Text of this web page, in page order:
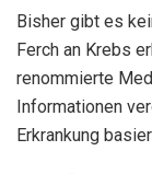
Bisher gibt es
Ferch an Krebs
renommierte
Informationen
Erkrankung